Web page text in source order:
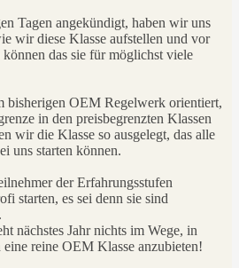
Tagen angekündigt, haben wir uns
wir diese Klasse aufstellen und vor
das sie für möglichst viele
bisherigen OEM Regelwerk orientiert,
in den preisbegrenzten Klassen
wir die Klasse so ausgelegt, das alle
uns starten können.
der Erfahrungsstufen
starten, es sei denn sie sind
nächstes Jahr nichts im Wege, in
reine OEM Klasse anzubieten!